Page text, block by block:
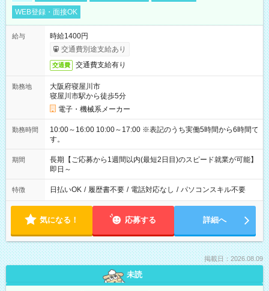
WEB登録・面接OK
給与
時給1400円
交通費別途支給あり
交通費 交通費支給有り
勤務地
大阪府寝屋川市
寝屋川市駅から徒歩5分
電子・機械系メーカー
勤務時間
10:00～16:00 10:00～17:00 ※表記のうち実働5時間から6時間で
す。
期間
長期【ご応募から1週間以内(最短2日目)のスピード就業が可能】
即日～
特徴 日払いOK / 履歴書不要 / 電話対応なし / パソコンスキル不要
気になる！ 応募する 詳細へ
掲載日：2026.08.09
未読